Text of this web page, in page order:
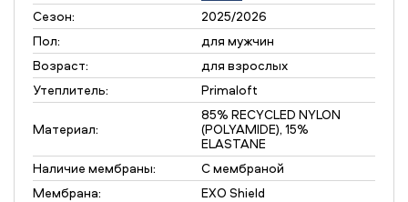
Сезон:
2025/2026
Пол:
для мужчин
Возраст:
для взрослых
Утеплитель:
Primaloft
Материал:
85% RECYCLED NYLON
(POLYAMIDE), 15%
ELASTANE
Наличие мембраны:
С мембраной
Мембрана:
EXO Shield